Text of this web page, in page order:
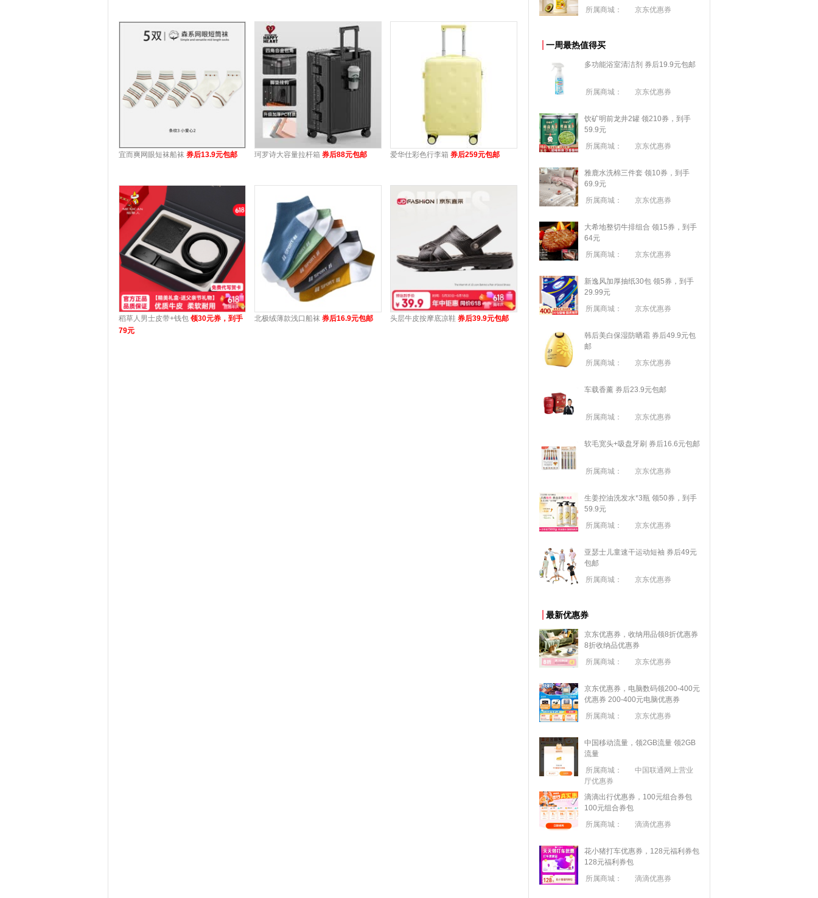
宜而爽网眼短袜船袜 券后13.9元包邮 珂罗诗大容量拉杆箱 券后88元包邮 爱华仕彩色行李箱 券后259元包邮
稻草人男士皮带+钱包 领30元券，到手
79元
北极绒薄款浅口船袜 券后16.9元包邮 头层牛皮按摩底凉鞋 券后39.9元包邮
所属商城：
京东优惠券
一周最热值得买
多功能浴室清洁剂 券后19.9元包邮
所属商城： 京东优惠券
饮矿明前龙井2罐 领210券，到手
59.9元
所属商城：
京东优惠券
雅鹿水洗棉三件套 领10券，到手
69.9元
所属商城：
京东优惠券
大希地整切牛排组合 领15券，到手
64元
所属商城：
京东优惠券
新逸风加厚抽纸30包 领5券，到手
29.99元
所属商城：
京东优惠券
韩后美白保湿防晒霜 券后49.9元包
邮
所属商城：
京东优惠券
车载香薰 券后23.9元包邮
所属商城： 京东优惠券
软毛宽头+吸盘牙刷 券后16.6元包邮
所属商城： 京东优惠券
生姜控油洗发水*3瓶 领50券，到手
59.9元
所属商城：
京东优惠券
亚瑟士儿童速干运动短袖 券后49元
包邮
所属商城：
京东优惠券
最新优惠券
京东优惠券，收纳用品领8折优惠券
8折收纳品优惠券
所属商城：
京东优惠券
京东优惠券，电脑数码领200-400元
优惠券 200-400元电脑优惠券
所属商城：
京东优惠券
中国移动流量，领2GB流量 领2GB
流量
所属商城：
中国联通网上营业
厅优惠券
滴滴出行优惠券，100元组合券包
100元组合券包
所属商城：
滴滴优惠券
花小猪打车优惠券，128元福利券包
128元福利券包
所属商城：
滴滴优惠券